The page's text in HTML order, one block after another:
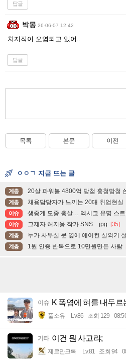
답글
박몽 26-06-07 12:42
치지직이 오염되고 있어..
답글
목록 본문 이전
ㅇㅇㄱ 지금 뜨는 글
계층 20살 파워볼 4800억 당첨 흥청망청
계층 채용담당자가 느끼는 20대 취업현실
이슈 생중계 도중 총살… 멕시코 유명 스
이슈 그제자 허지웅 작가 SNS....jpg [35]
계층 누가 사무실 문 옆에 에어컨 실외기
계층 1원 인증 반복으로 10만원만든 사람
이슈 K 폭염에 혀를 내두르
풀소유 Lv.86 조회 129
기타 이건 뭔 사고랴;
제르만크록 Lv.81 조회 94